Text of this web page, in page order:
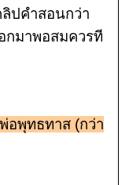
ปคำสอนกว่า
กมาพอสมควรที
อพุทธทาส (กว่า